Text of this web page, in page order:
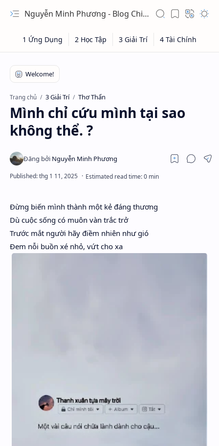
Nguyễn Minh Phương - Blog Chia sẻ Kiến thức Chứng khoán & Tài liệu Toán học
Hidden Menu
Hidden Menu
Trang chủ 3 Giải Trí Thơ Thẩn
Mình chỉ cứu mình tại sao
không thể. ?
Đừng biến mình thành một kẻ đáng thương
Dù cuộc sống có muôn vàn trắc trở
Trước mắt người hãy điềm nhiên như gió
Đem nỗi buồn xé nhỏ, vứt cho xa